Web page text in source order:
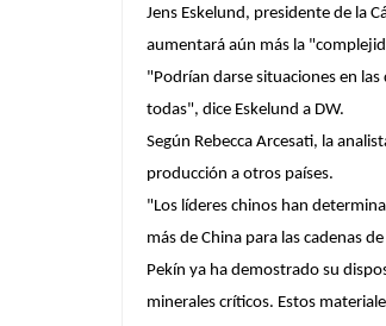
Jens Eskelund, presidente de la
aumentará aún más la
"Podrían darse situaciones en
todas", dice Eskelund a DW.
Según Rebecca Arcesati, la
producción a otros países.
"Los líderes chinos han
más de China para las cadenas
Pekín ya ha demostrado su
minerales críticos. Estos